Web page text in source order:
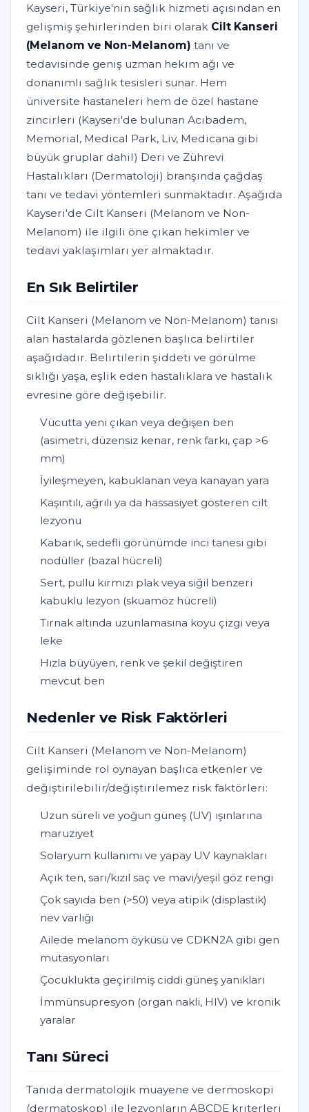
Kayseri, Türkiye'nin sağlık hizmeti açısından en
gelişmiş şehirlerinden biri olarak Cilt Kanseri
(Melanom ve Non-Melanom) tanı ve
tedavisinde geniş uzman hekim ağı ve
donanımlı sağlık tesisleri sunar. Hem
üniversite hastaneleri hem de özel hastane
zincirleri (Kayseri'de bulunan Acıbadem,
Memorial, Medical Park, Liv, Medicana gibi
büyük gruplar dahil) Deri ve Zührevi
Hastalıkları (Dermatoloji) branşında çağdaş
tanı ve tedavi yöntemleri sunmaktadır. Aşağıda
Kayseri'de Cilt Kanseri (Melanom ve Non-
Melanom) ile ilgili öne çıkan hekimler ve
tedavi yaklaşımları yer almaktadır.
En Sık Belirtiler
Cilt Kanseri (Melanom ve Non-Melanom) tanısı
alan hastalarda gözlenen başlıca belirtiler
aşağıdadır. Belirtilerin şiddeti ve görülme
sıklığı yaşa, eşlik eden hastalıklara ve hastalık
evresine göre değişebilir.
Vücutta yeni çıkan veya değişen ben
(asimetri, düzensiz kenar, renk farkı, çap >6
mm)
İyileşmeyen, kabuklanan veya kanayan yara
Kaşıntılı, ağrılı ya da hassasiyet gösteren cilt
lezyonu
Kabarık, sedefli görünümde inci tanesi gibi
nodüller (bazal hücreli)
Sert, pullu kırmızı plak veya siğil benzeri
kabuklu lezyon (skuamöz hücreli)
Tırnak altında uzunlamasına koyu çizgi veya
leke
Hızla büyüyen, renk ve şekil değiştiren
mevcut ben
Nedenler ve Risk Faktörleri
Cilt Kanseri (Melanom ve Non-Melanom)
gelişiminde rol oynayan başlıca etkenler ve
değiştirilebilir/değiştirilemez risk faktörleri:
Uzun süreli ve yoğun güneş (UV) ışınlarına
maruziyet
Solaryum kullanımı ve yapay UV kaynakları
Açık ten, sarı/kızıl saç ve mavi/yeşil göz rengi
Çok sayıda ben (>50) veya atipik (displastik)
nev varlığı
Ailede melanom öyküsü ve CDKN2A gibi gen
mutasyonları
Çocuklukta geçirilmiş ciddi güneş yanıkları
İmmünsupresyon (organ nakli, HIV) ve kronik
yaralar
Tanı Süreci
Tanıda dermatolojik muayene ve dermoskopi
(dermatoskop) ile lezyonların ABCDE kriterleri